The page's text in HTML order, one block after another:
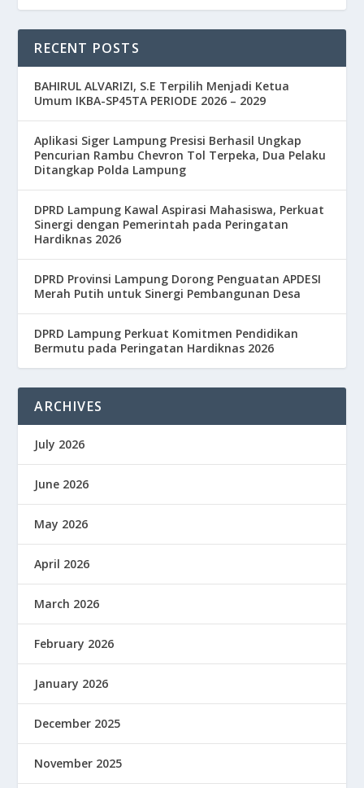
RECENT POSTS
BAHIRUL ALVARIZI, S.E Terpilih Menjadi Ketua
Umum IKBA-SP45TA PERIODE 2026 – 2029
Aplikasi Siger Lampung Presisi Berhasil Ungkap
Pencurian Rambu Chevron Tol Terpeka, Dua Pelaku
Ditangkap Polda Lampung
DPRD Lampung Kawal Aspirasi Mahasiswa, Perkuat
Sinergi dengan Pemerintah pada Peringatan
Hardiknas 2026
DPRD Provinsi Lampung Dorong Penguatan APDESI
Merah Putih untuk Sinergi Pembangunan Desa
DPRD Lampung Perkuat Komitmen Pendidikan
Bermutu pada Peringatan Hardiknas 2026
ARCHIVES
July 2026
June 2026
May 2026
April 2026
March 2026
February 2026
January 2026
December 2025
November 2025